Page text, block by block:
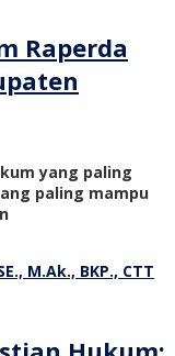
Raperda
yang paling
paling mampu